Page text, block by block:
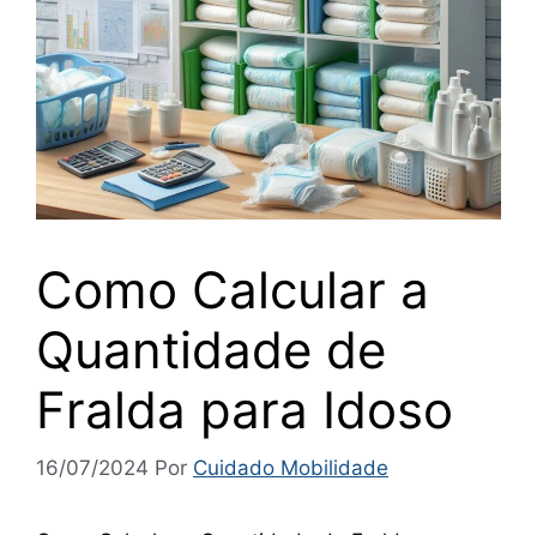
Como Calcular a
Quantidade de
Fralda para Idoso
16/07/2024 Por Cuidado Mobilidade